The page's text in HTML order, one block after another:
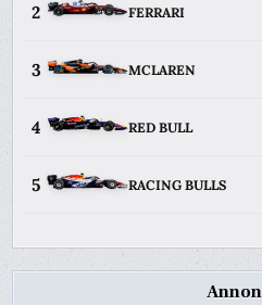
2 FERRARI
3 MCLAREN
4 RED BULL
5 RACING BULLS